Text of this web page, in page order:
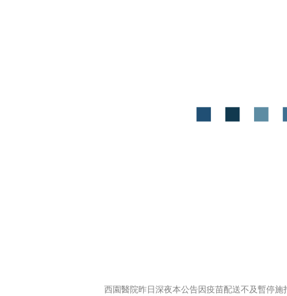
西園醫院昨日深夜本公告因疫苗配送不及暫停